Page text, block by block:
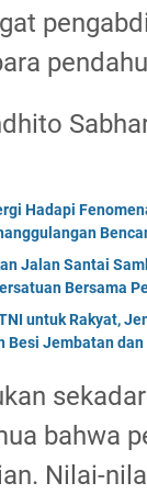
Hadapi
Jalan Santai
Bersama
untuk Rakyat,
Besi Jembatan
bahwa
Nilai-